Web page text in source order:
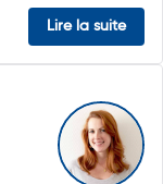
Lire la suite